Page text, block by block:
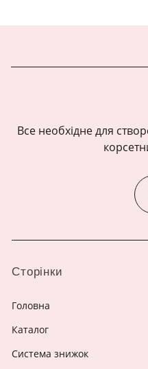
Все необхідне для
Сторінки
Головна
Каталог
Система знижок